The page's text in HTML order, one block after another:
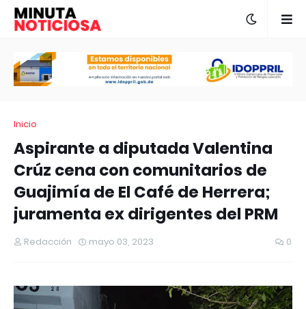
Inicio
Aspirante a diputada Valentina
Crúz cena con comunitarios de
Guajimía de El Café de Herrera;
juramenta ex dirigentes del PRM
Redacción mayo 03, 2023 0